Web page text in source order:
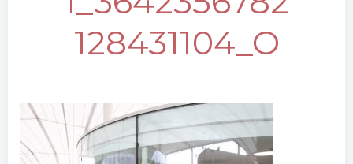
128431104_O